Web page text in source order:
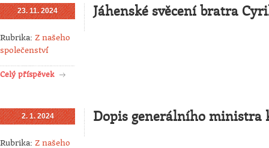
23. 11. 2024
Rubrika: Z našeho
společenství
Celý příspěvek
Jáhenské svěcení bratra
2. 1. 2024
Rubrika: Z našeho
Dopis generálního ministra